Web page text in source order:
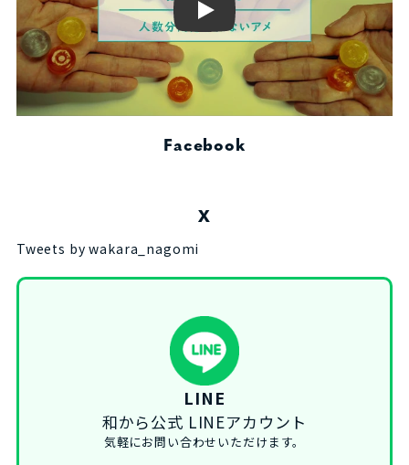
Play
Facebook
X
Tweets by wakara_nagomi
LINE
和から公式 LINEアカウント
気軽にお問い合わせいただけます。